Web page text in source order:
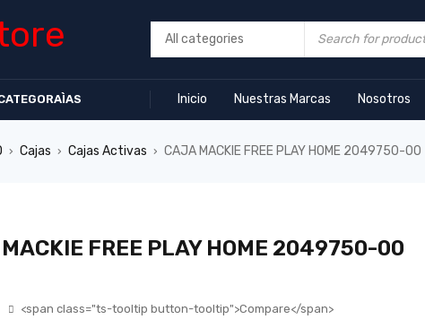
Inicio Nuestras Marcas Nosotros
› Cajas › Cajas Activas › CAJA MACKIE FREE PLAY HOME 2049750-00
FREE PLAY HOME 2049750-00
<span class="ts-tooltip button-tooltip">Compare</span>